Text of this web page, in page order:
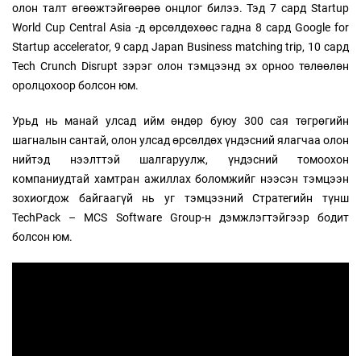
олон талт өгөөжтэйгөөрөө онцлог билээ. Тэд 7 сард Startup
World Cup Central Asia -д өрсөлдөхөөс гадна 8 сард Google for
Startup accelerator, 9 сард Japan Business matching trip, 10 сард
Tech Crunch Disrupt зэрэг олон тэмцээнд эх орноо төлөөлөн
оролцохоор болсон юм.
Урьд нь манай улсад ийм өндөр буюу 300 сая төгрөгийн
шагналын сантай, олон улсад өрсөлдөх үндэсний ялагчаа олон
нийтэд нээлттэй шалгаруулж, үндэсний томоохон
компаниудтай хамтран ажиллах боломжийг нээсэн тэмцээн
зохиогдож байгаагүй нь уг тэмцээний Стратегийн түнш
TechPack – MCS Software Group-н дэмжлэгтэйгээр бодит
болсон юм.